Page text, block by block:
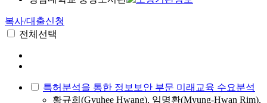
복사/대출신청
전체선택
특허분석을 통한 정보보안 부문 미래교육 수요분석
황규희(Gyuhee Hwang), 임명환(Myung-Hwan Rim),